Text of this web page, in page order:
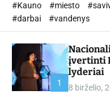
#Kauno #miesto
#darbai
#vandenys
1
įvertinti
lyderiai
8 birželio,